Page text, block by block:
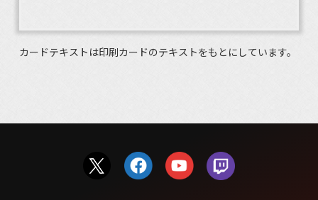
カードテキストは印刷カードのテキストをもとにしています。